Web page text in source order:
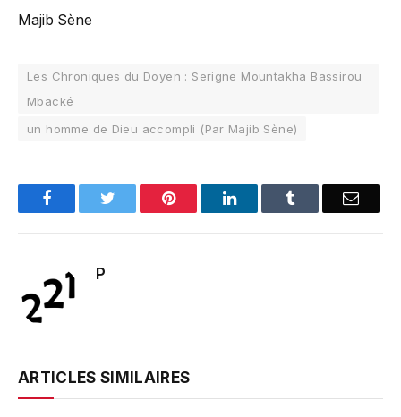
Majib Sène
Les Chroniques du Doyen : Serigne Mountakha Bassirou
Mbacké
un homme de Dieu accompli (Par Majib Sène)
FacebookTwitter Pinterest LinkedInTumblr Email
P
ARTICLES SIMILAIRES